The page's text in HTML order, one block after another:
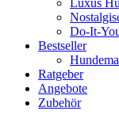
Luxus
Do-It-
Bestseller
Ratgeber
Angebote
Zubehör